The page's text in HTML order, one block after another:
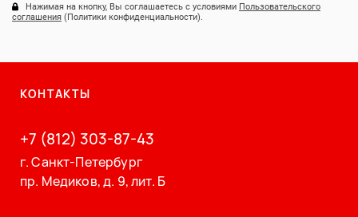
Нажимая на кнопку, Вы соглашаетесь с условиями Пользовательского
соглашения (Политики конфиденциальности).
КОНТАКТЫ
+7 (812) 303-87-43
г. Санкт-Петербург
пр. Медиков, д. 9, лит. Б